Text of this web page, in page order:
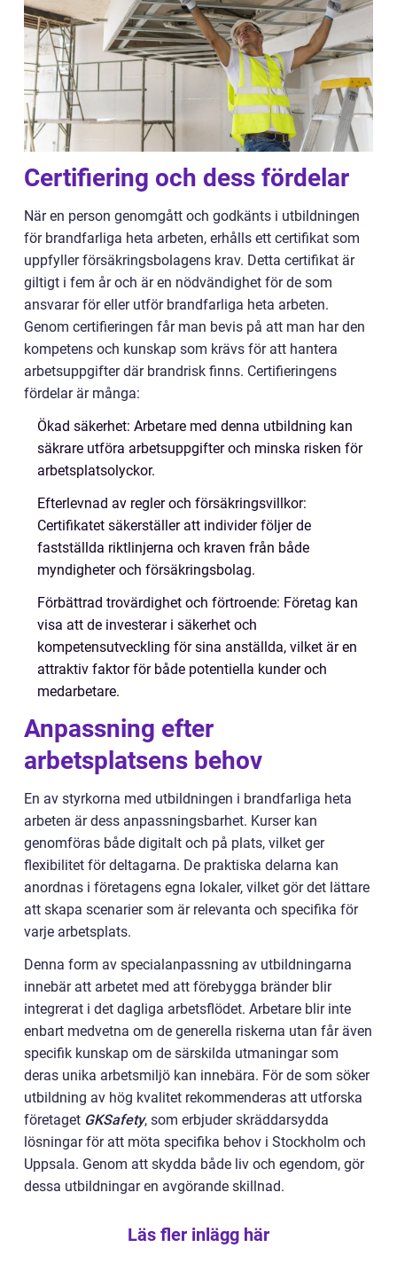
Certifiering och dess fördelar
När en person genomgått och godkänts i utbildningen
för brandfarliga heta arbeten, erhålls ett certifikat som
uppfyller försäkringsbolagens krav. Detta certifikat är
giltigt i fem år och är en nödvändighet för de som
ansvarar för eller utför brandfarliga heta arbeten.
Genom certifieringen får man bevis på att man har den
kompetens och kunskap som krävs för att hantera
arbetsuppgifter där brandrisk finns. Certifieringens
fördelar är många:
Ökad säkerhet: Arbetare med denna utbildning kan
säkrare utföra arbetsuppgifter och minska risken för
arbetsplatsolyckor.
Efterlevnad av regler och försäkringsvillkor:
Certifikatet säkerställer att individer följer de
fastställda riktlinjerna och kraven från både
myndigheter och försäkringsbolag.
Förbättrad trovärdighet och förtroende: Företag kan
visa att de investerar i säkerhet och
kompetensutveckling för sina anställda, vilket är en
attraktiv faktor för både potentiella kunder och
medarbetare.
Anpassning efter
arbetsplatsens behov
En av styrkorna med utbildningen i brandfarliga heta
arbeten är dess anpassningsbarhet. Kurser kan
genomföras både digitalt och på plats, vilket ger
flexibilitet för deltagarna. De praktiska delarna kan
anordnas i företagens egna lokaler, vilket gör det lättare
att skapa scenarier som är relevanta och specifika för
varje arbetsplats.
Denna form av specialanpassning av utbildningarna
innebär att arbetet med att förebygga bränder blir
integrerat i det dagliga arbetsflödet. Arbetare blir inte
enbart medvetna om de generella riskerna utan får även
specifik kunskap om de särskilda utmaningar som
deras unika arbetsmiljö kan innebära. För de som söker
utbildning av hög kvalitet rekommenderas att utforska
företaget GKSafety, som erbjuder skräddarsydda
lösningar för att möta specifika behov i Stockholm och
Uppsala. Genom att skydda både liv och egendom, gör
dessa utbildningar en avgörande skillnad.
Läs fler inlägg här